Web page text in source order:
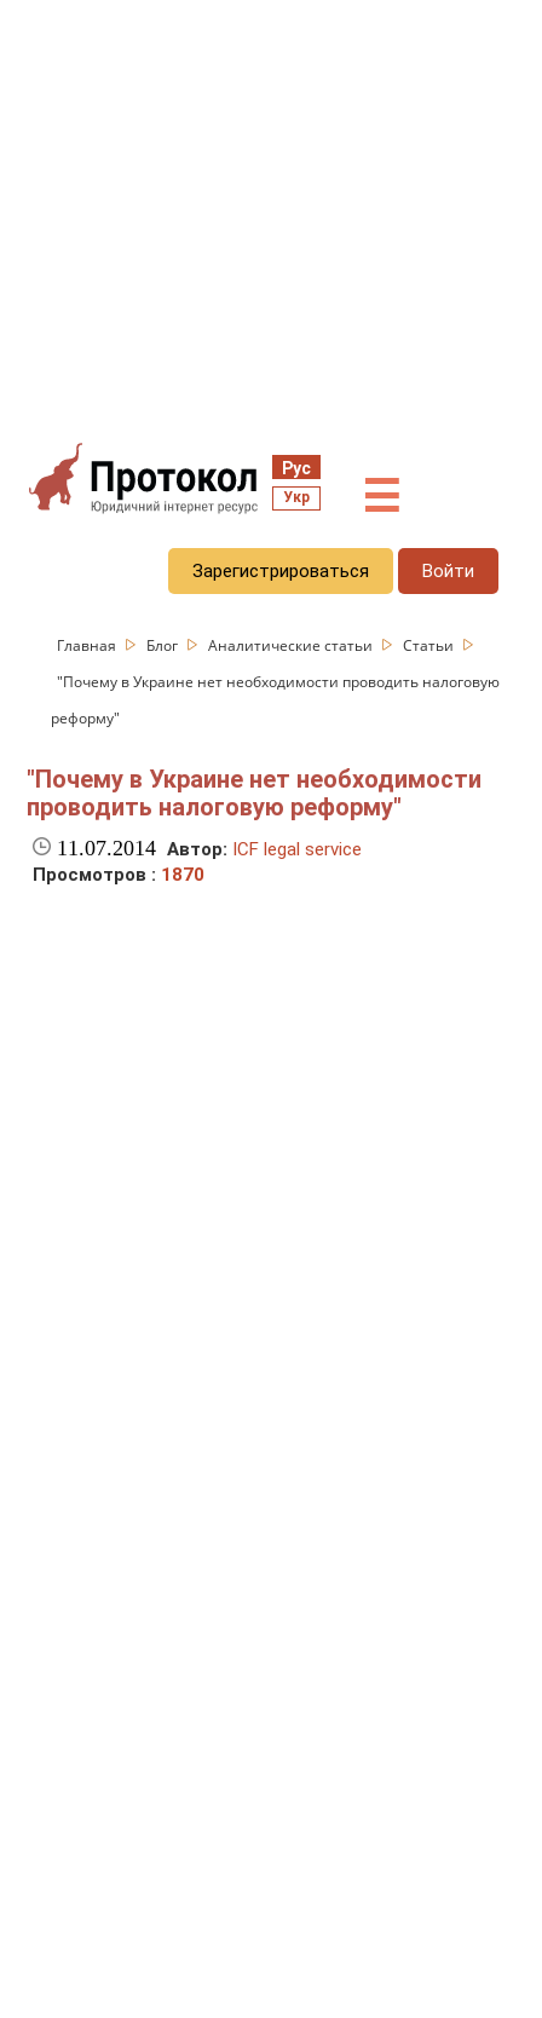
Рус
Укр ☰
Зарегистрироваться Войти
Главная Блог Аналитические статьи
Статьи
"Почему в Украине нет необходимости проводить налоговую
реформу"
"Почему в Украине нет необходимости
проводить налоговую реформу"
11.07.2014 Автор: ICF legal service
Просмотров : 1870